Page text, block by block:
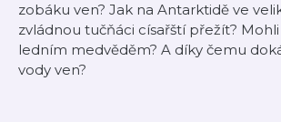
zobáku ven? Jak na Antarktidě ve
zvládnou tučňáci císařští přežít?
ledním medvěděm? A díky čemu
vody ven?